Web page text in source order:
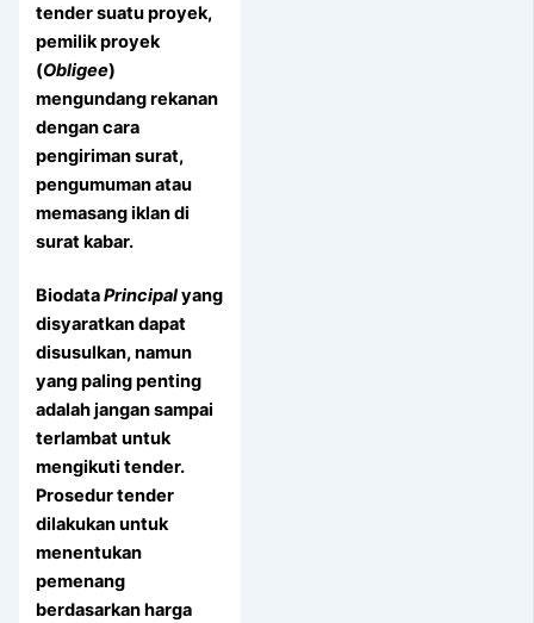
tender suatu proyek,
pemilik proyek
(Obligee)
mengundang rekanan
dengan cara
pengiriman surat,
pengumuman atau
memasang iklan di
surat kabar.
BiodataPrincipalyang
disyaratkan dapat
disusulkan, namun
yang paling penting
adalah jangan sampai
terlambat untuk
mengikuti tender.
Prosedur tender
dilakukan untuk
menentukan
pemenang
berdasarkan harga